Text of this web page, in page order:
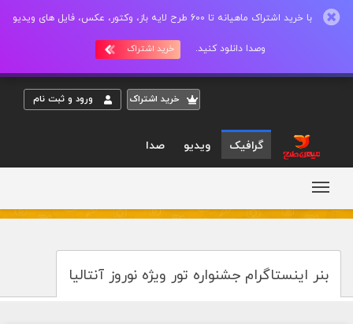
با خرید اشتراک ماهیانه تا 600 طرح لایه باز، وکتور، عکس، فایل های ویدیو
وصدا دانلود کنید. خرید اشتراک
خريد اشتراک ورود و ثبت نام
گرافیک ویدیو صدا
بنر اینستاگرام جشنواره تور ویژه نوروز آنتالیا